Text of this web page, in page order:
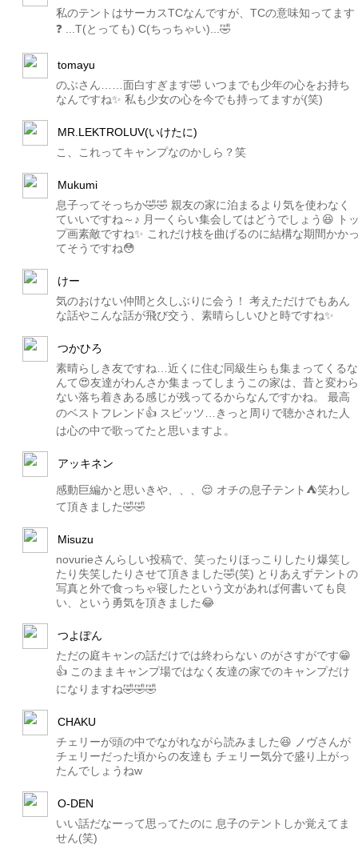
私のテントはサーカスTCなんですが、TCの意味知ってます
❓ ...T(とっても) C(ちっちゃい)...🤣
tomayu
のぶさん……面白すぎます🤣 いつまでも少年の心をお持ち
なんですね✨ 私も少女の心を今でも持ってますが(笑)
MR.LEKTROLUV(いけたに)
こ、これってキャンプなのかしら？笑
Mukumi
息子ってそっちか🤣🤣 親友の家に泊まるより気を使わなく
ていいですね～♪ 月一くらい集会してはどうでしょう😆 ト
プ画素敵ですね✨ これだけ枝を曲げるのに結構な期間かか
てそうですね😳
けー
気のおけない仲間と久しぶりに会う！ 考えただけでもあん
な話やこんな話が飛び交う、素晴らしいひと時ですね✨
つかひろ
素晴らしき友ですね…近くに住む同級生らも集まってくるな
んて😍友達がわんさか集まってしまうこの家は、昔と変わら
ない落ち着きある感じが残ってるからなんですかね。 最高
のベストフレンド👍 スピッツ…きっと周りで聴かされた人
は心の中で歌ってたと思いますよ。
アッキネン
感動巨編かと思いきや、、、😌 オチの息子テント⛺️笑わし
て頂きました🤣🤣
Misuzu
novurieさんらしい投稿で、笑ったりほっこりしたり爆笑し
たり失笑したりさせて頂きました🤣(笑) とりあえずテントの
写真と外で食っちゃ寝したという文があれば何書いても良
い、という勇気を頂きました😂
つよぽん
ただの庭キャンの話だけでは終わらない のがさすがです😁
👍 このままキャンプ場ではなく友達の家でのキャンプだけ
になりますね🤣🤣🤣
CHAKU
チェリーが頭の中でながれながら読みました😆 ノヴさんが
チェリーだった頃からの友達も チェリー気分で盛り上がっ
たんでしょうねw
O-DEN
いい話だなーって思ってたのに 息子のテントしか覚えてま
せん(笑)